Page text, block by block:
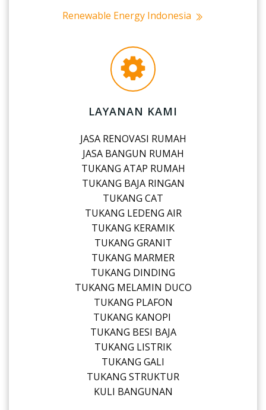
Renewable Energy Indonesia
LAYANAN KAMI
JASA RENOVASI RUMAH
JASA BANGUN RUMAH
TUKANG ATAP RUMAH
TUKANG BAJA RINGAN
TUKANG CAT
TUKANG LEDENG AIR
TUKANG KERAMIK
TUKANG GRANIT
TUKANG MARMER
TUKANG DINDING
TUKANG MELAMIN DUCO
TUKANG PLAFON
TUKANG KANOPI
TUKANG BESI BAJA
TUKANG LISTRIK
TUKANG GALI
TUKANG STRUKTUR
KULI BANGUNAN